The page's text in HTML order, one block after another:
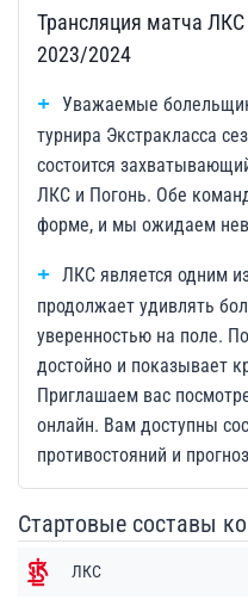
Трансляция матча
2023/2024
Уважаемые
турнира Экстракласса
состоится
ЛКС и Погонь. Обе
форме, и мы ожидаем
ЛКС является одним
продолжает удивлять
уверенностью на поле.
достойно и показывает
Приглашаем вас
онлайн. Вам доступны
противостояний и
Стартовые составы
ЛКС